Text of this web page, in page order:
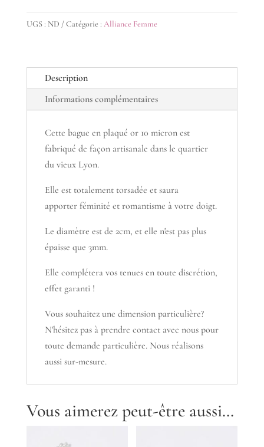
or
UGS : ND Catégorie : Alliance Femme
Description
Informations complémentaires
Cette bague en plaqué or 10 micron est
fabriqué de façon artisanale dans le quartier
du vieux Lyon.
Elle est totalement torsadée et saura
apporter féminité et romantisme à votre doigt.
Le diamètre est de 2cm, et elle n'est pas plus
épaisse que 3mm.
Elle complétera vos tenues en toute discrétion,
effet garanti !
Vous souhaitez une dimension particulière?
N'hésitez pas à prendre contact avec nous pour
toute demande particulière. Nous réalisons
aussi sur-mesure.
Vous aimerez peut-être aussi…